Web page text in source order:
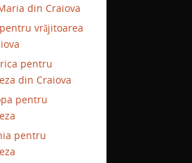
din Craiova
vrăjitoarea
pentru
din Craiova
pentru
pentru